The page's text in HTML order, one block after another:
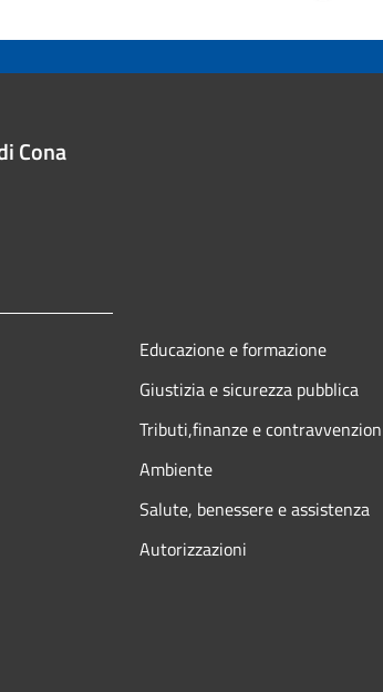
Cona
Educazione e formazione
Giustizia e sicurezza pubblica
Tributi,finanze e
Ambiente
Salute, benessere e assistenza
Autorizzazioni